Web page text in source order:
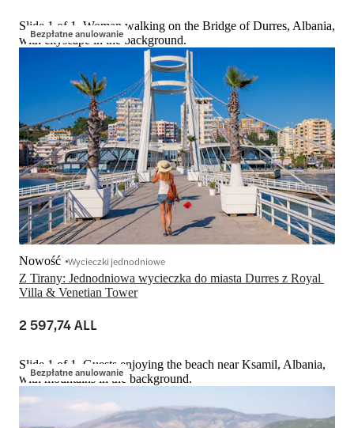
Bezpłatne anulowanie
Slide 1 of 1, Woman walking on the Bridge of Durres, Albania,
with cityscape in the background.
Z Tirany: Jednodniowa wycieczka do miasta Durres z Royal
Villa & Venetian Tower
Nowość Wycieczki jednodniowe
2 597,74 ALL
Bezpłatne anulowanie
Slide 1 of 1, Guests enjoying the beach near Ksamil, Albania,
with mountains in the background.